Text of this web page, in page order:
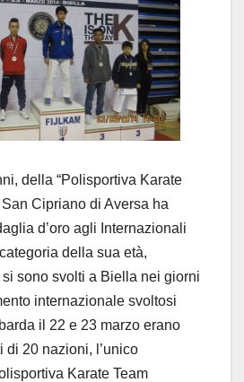
della “Polisportiva Karate
Cipriano di Aversa ha
d’oro agli Internazionali
della sua età,
si sono svolti a Biella nei giorni
internazionale svoltosi
il 22 e 23 marzo erano
di 20 nazioni, l’unico
Karate Team